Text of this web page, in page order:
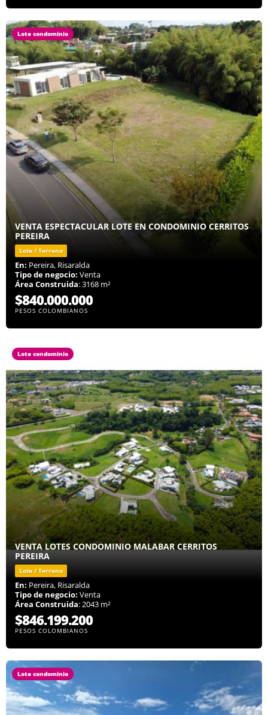
Lote condominio
VENTA ESPECTACULAR LOTE EN CONDOMINIO CERRITOS
PEREIRA
Lote / Terreno
En: Pereira, Risaralda
Tipo de negocio: Venta
Área Construida: 3168 m²
$840.000.000
PESOS COLOMBIANOS
Lote condominio
VENTA LOTES CONDOMINIO MALABAR CERRITOS
PEREIRA
Lote / Terreno
En: Pereira, Risaralda
Tipo de negocio: Venta
Área Construida: 2043 m²
$846.199.200
PESOS COLOMBIANOS
Lote condominio